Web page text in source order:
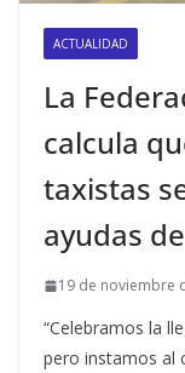
ACTUALIDAD
La
calcula
taxistas
ayudas
19 de noviembre
“Celebramos la
pero instamos al